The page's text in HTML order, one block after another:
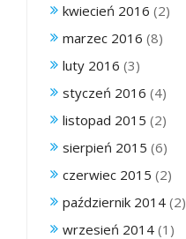
kwiecień 2016 (2)
marzec 2016 (8)
luty 2016 (3)
styczeń 2016 (4)
listopad 2015 (2)
sierpień 2015 (6)
czerwiec 2015 (2)
październik 2014 (2)
wrzesień 2014 (1)